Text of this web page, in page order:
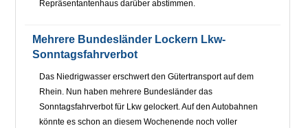
Repräsentantenhaus darüber abstimmen.
Mehrere Bundesländer Lockern Lkw-
Sonntagsfahrverbot
Das Niedrigwasser erschwert den Gütertransport auf dem
Rhein. Nun haben mehrere Bundesländer das
Sonntagsfahrverbot für Lkw gelockert. Auf den Autobahnen
könnte es schon an diesem Wochenende noch voller